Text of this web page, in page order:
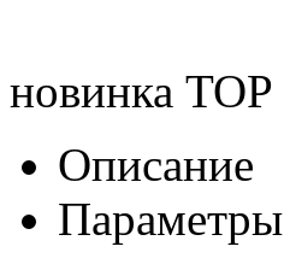
новинка TOP
Описание
Параметры